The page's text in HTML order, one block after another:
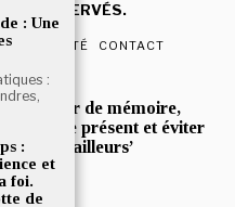
RÉSERVÉS.
CONTACT
devoir de mémoire,
le présent et éviter
répète ailleurs’
: Une
:
:
et
foi.
de